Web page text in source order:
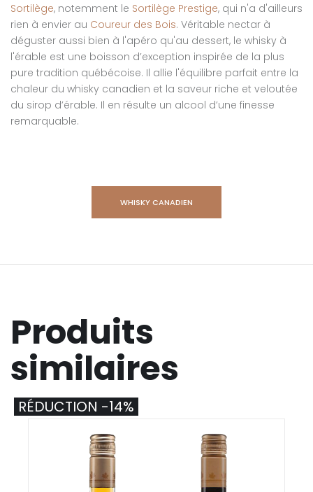
Sortilège, notemment le Sortilège Prestige, qui n'a d'ailleurs
rien à envier au Coureur des Bois. Véritable nectar à
déguster aussi bien à l'apéro qu'au dessert, le whisky à
l'érable est une boisson d’exception inspirée de la plus
pure tradition québécoise. Il allie l'équilibre parfait entre la
chaleur du whisky canadien et la saveur riche et veloutée
du sirop d’érable. Il en résulte un alcool d’une finesse
remarquable.
WHISKY CANADIEN
Produits
similaires
RÉDUCTION -14%